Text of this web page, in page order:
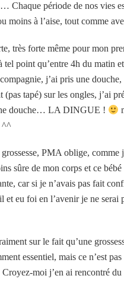
Chaque période de nos vies
moins à l’aise, tout comme
très forte même pour mon
tel point qu’entre 4h du matin
j’ai pris une
(pas tapé) sur les ongles, j’ai
douche… LA DINGUE !
^^
PMA oblige, comme
sûre de mon corps et ce bébé
car si je n’avais pas fait
et eu foi en l’avenir je ne serai
sur le fait qu’une
essentiel, mais ce n’est
moi j’en ai rencontré